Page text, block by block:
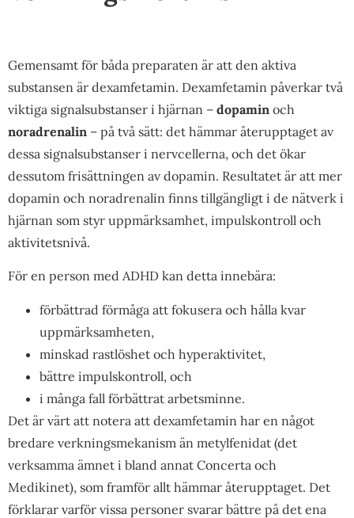
Gemensamt för båda preparaten är att den aktiva
substansen är dexamfetamin. Dexamfetamin påverkar två
viktiga signalsubstanser i hjärnan – dopamin och
noradrenalin – på två sätt: det hämmar återupptaget av
dessa signalsubstanser i nervcellerna, och det ökar
dessutom frisättningen av dopamin. Resultatet är att mer
dopamin och noradrenalin finns tillgängligt i de nätverk i
hjärnan som styr uppmärksamhet, impulskontroll och
aktivitetsnivå.
För en person med ADHD kan detta innebära:
förbättrad förmåga att fokusera och hålla kvar
uppmärksamheten,
minskad rastlöshet och hyperaktivitet,
bättre impulskontroll, och
i många fall förbättrat arbetsminne.
Det är värt att notera att dexamfetamin har en något
bredare verkningsmekanism än metylfenidat (det
verksamma ämnet i bland annat Concerta och
Medikinet), som framför allt hämmar återupptaget. Det
förklarar varför vissa personer svarar bättre på det ena